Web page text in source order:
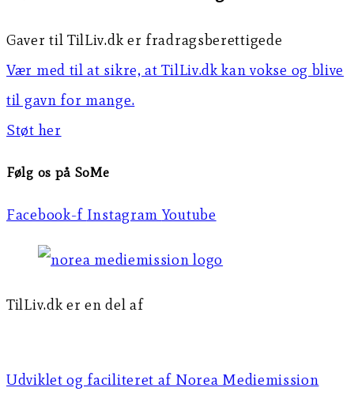
Gaver til TilLiv.dk er fradragsberettigede
Vær med til at sikre, at TilLiv.dk kan vokse og blive
til gavn for mange.
Støt her
Følg os på SoMe
Facebook-f Instagram Youtube
TilLiv.dk er en del af
Udviklet og faciliteret af Norea Mediemission​​